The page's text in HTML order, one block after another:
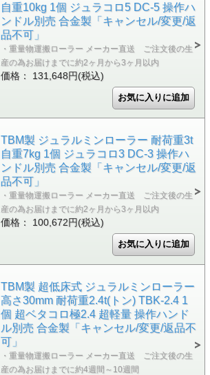
自重10kg 1個 ジュラコロ5 DC-5 操作ハ
ンドル別売 合金製「キャンセル/変更/返
品不可」
・重量物運搬ローラー メーカー直送 ご注文後の生
産の為お届けまでに約2ヶ月から3ヶ月以内
価格： 131,648円(税込)
TBM製 ジュラルミンローラー 耐荷重3t
自重7kg 1個 ジュラコロ3 DC-3 操作ハ
ンドル別売 合金製「キャンセル/変更/返
品不可」
・重量物運搬ローラー メーカー直送 ご注文後の生
産の為お届けまでに約2ヶ月から3ヶ月以内
価格： 100,672円(税込)
TBM製 超低床式 ジュラルミンローラー
高さ30mm 耐荷重2.4t(トン) TBK-2.4 1
個 超ベタコロ極2.4 超軽量 操作ハンド
ル別売 合金製「キャンセル/変更/返品不
可」
・重量物運搬ローラー メーカー直送 ご注文後の生
産の為お届けまでに約4週間～10週間